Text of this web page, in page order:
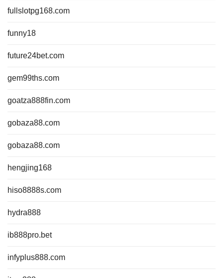
fullslotpg168.com
funny18
future24bet.com
gem99ths.com
goatza888fin.com
gobaza88.com
gobaza88.com
hengjing168
hiso8888s.com
hydra888
ib888pro.bet
infyplus888.com